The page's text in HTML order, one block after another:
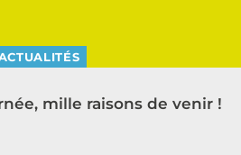
mille raisons de venir !